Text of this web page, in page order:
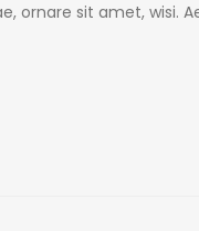
ornare sit amet, wisi.